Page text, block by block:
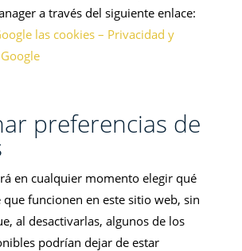
a través del siguiente enlace:
las cookies – Privacidad y
preferencias de
en cualquier momento elegir qué
que funcionen en este sitio web, sin
al desactivarlas, algunos de los
podrían dejar de estar